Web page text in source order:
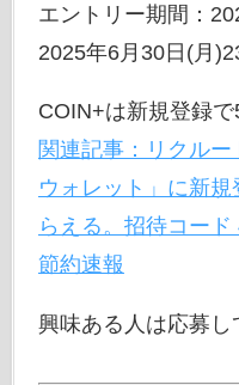
エントリー期間：
2025年6月30日(月
COIN+は新規登録で
関連記事：リクル
ウォレット」に新
らえる。招待コー
節約速報
興味ある人は応募し